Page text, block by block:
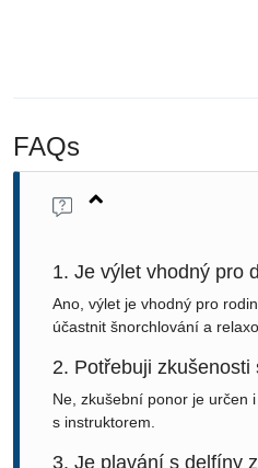
FAQs
1. Je výlet vhodný pro
Ano, výlet je vhodný pro
účastnit šnorchlování a
2. Potřebuji zkušenosti
Ne, zkušební ponor je určen
s instruktorem.
3. Je plavání s delfíny